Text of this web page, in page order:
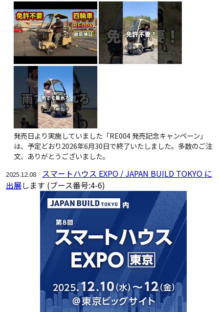
発売日より実施していました「RE004 発売記念キャンペーン」
は、予定どおり2026年6月30日で終了いたしました。多数のご注
文、ありがとうございました。
2025.12.08
スマートハウス EXPO / JAPAN BUILD TOKYO に
出展します (ブース番号:4-6)